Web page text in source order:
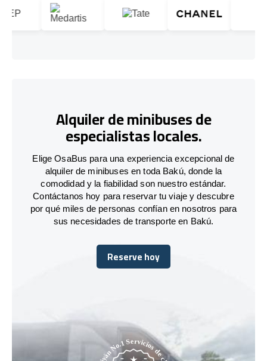
Alquiler de minibuses de
especialistas locales.
Elige OsaBus para una experiencia excepcional de
alquiler de minibuses en toda Bakú, donde la
comodidad y la fiabilidad son nuestro estándar.
Contáctanos hoy para reservar tu viaje y descubre
por qué miles de personas confían en nosotros para
sus necesidades de transporte en Bakú.
Reserve hoy
Reserve hoy